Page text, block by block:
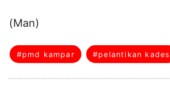
(Man)
#pmd kampar #pelantikan kades